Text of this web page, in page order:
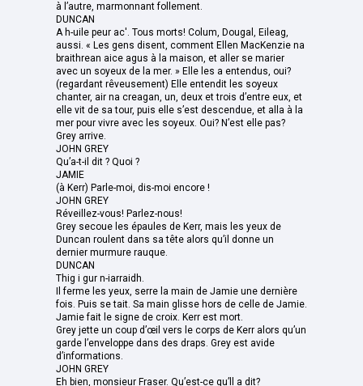
à l’autre, marmonnant follement.
DUNCAN
A h-uile peur ac'. Tous morts! Colum, Dougal, Eileag,
aussi. « Les gens disent, comment Ellen MacKenzie na
braithrean aice agus à la maison, et aller se marier
avec un soyeux de la mer. » Elle les a entendus, oui?
(regardant rêveusement) Elle entendit les soyeux
chanter, air na creagan, un, deux et trois d’entre eux, et
elle vit de sa tour, puis elle s’est descendue, et alla à la
mer pour vivre avec les soyeux. Oui? N’est elle pas?
Grey arrive.
JOHN GREY
Qu’a-t-il dit ? Quoi ?
JAMIE
(à Kerr) Parle-moi, dis-moi encore !
JOHN GREY
Réveillez-vous! Parlez-nous!
Grey secoue les épaules de Kerr, mais les yeux de
Duncan roulent dans sa tête alors qu’il donne un
dernier murmure rauque.
DUNCAN
Thig i gur n-iarraidh.
Il ferme les yeux, serre la main de Jamie une dernière
fois. Puis se tait. Sa main glisse hors de celle de Jamie.
Jamie fait le signe de croix. Kerr est mort.
Grey jette un coup d’œil vers le corps de Kerr alors qu’un
garde l’enveloppe dans des draps. Grey est avide
d’informations.
JOHN GREY
Eh bien, monsieur Fraser. Qu’est-ce qu’ll a dit?